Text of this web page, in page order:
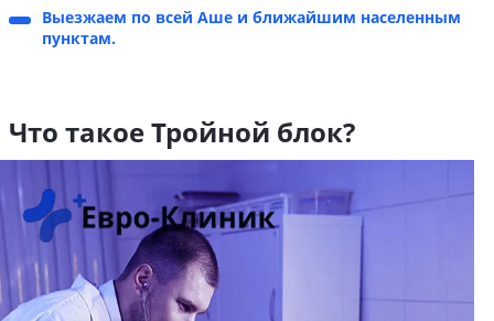
Выезжаем по всей Аше и ближайшим населенным
пунктам.
Что такое Тройной блок?